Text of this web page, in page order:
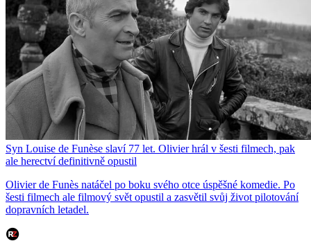
Syn Louise de Funèse slaví 77 let. Olivier hrál v šesti filmech, pak
ale herectví definitivně opustil
Olivier de Funès natáčel po boku svého otce úspěšné komedie. Po
šesti filmech ale filmový svět opustil a zasvětil svůj život pilotování
dopravních letadel.